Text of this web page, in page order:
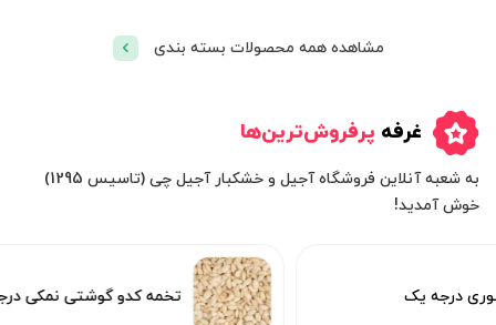
مشاهده همه محصولات بسته بندی
غرفه پرفروش‌ترین‌ها
به شعبه آنلاین فروشگاه آجیل و خشکبار آجیل چی (تاسیس 1295)
خوش آمدید!
یک تخمه کدو گوشتی نمکی درجه